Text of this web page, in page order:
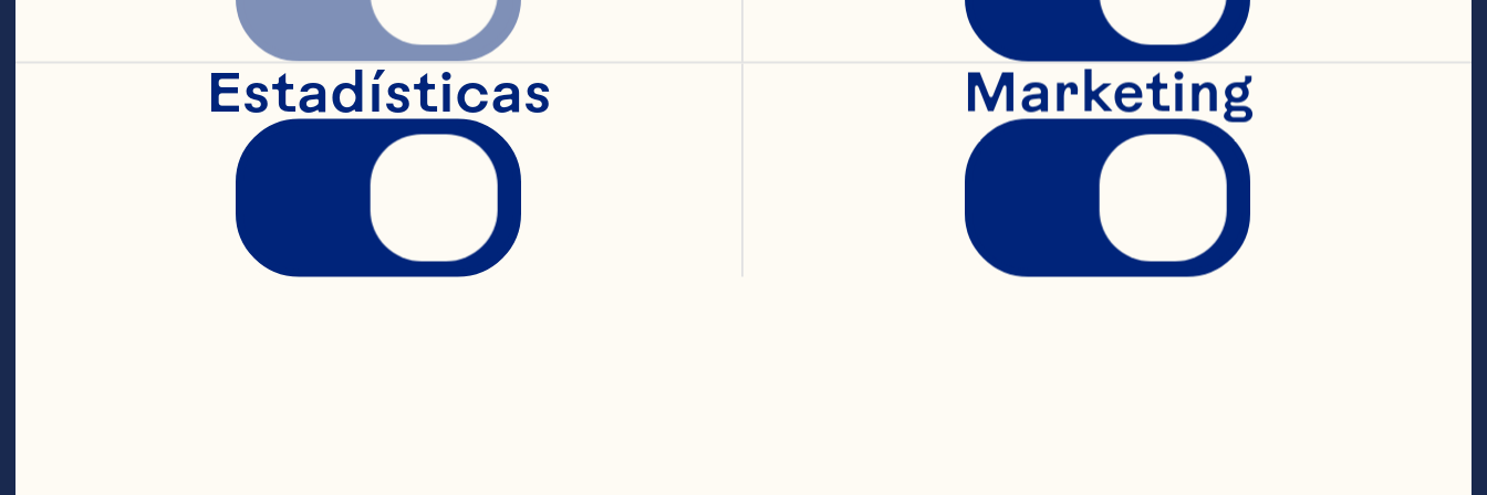
de datos, las operaciones globales
de TI, la inteligencia empresarial, la
ingeniería tecnológica, la gestión
de proyectos tecnológicos y los
Estadísticas Marketing